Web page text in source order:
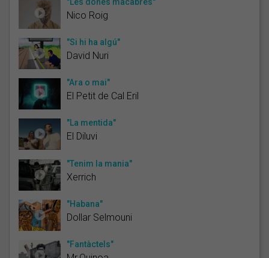
Nico Roig
"Si hi ha algú"
David Nuri
"Ara o mai"
El Petit de Cal Eril
"La mentida"
El Diluvi
"Tenim la mania"
Xerrich
"Habana"
Dollar Selmouni
"Fantàctels"